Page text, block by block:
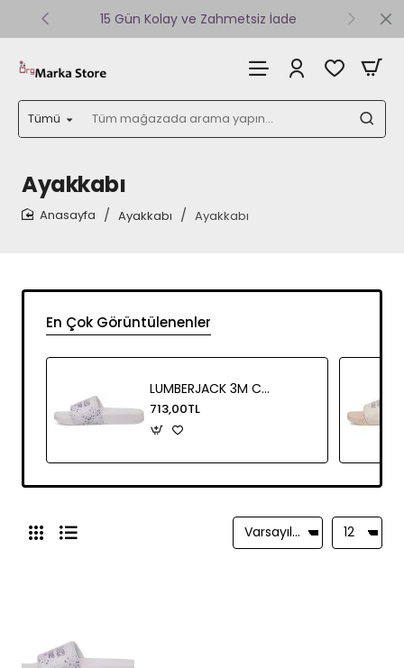
15 Gün Kolay ve Zahmetsiz İade
Tümü
Tüm
mağazada
yapın...
Ayakkabı
Ayakkabı Ayakkabı
En Çok Görüntülenenler
LUMBERJACK 3M CONZ 3FX ITALY YAZILI TEK BANT TERLIK
713,00TL